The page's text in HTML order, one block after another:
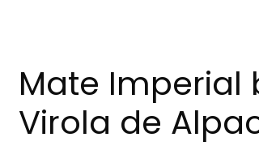
Mate Imperial
Virola de